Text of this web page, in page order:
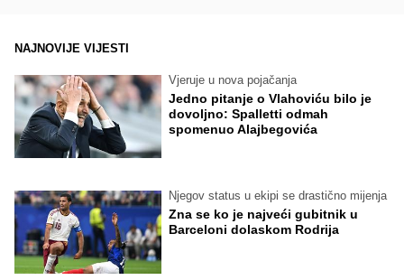
NAJNOVIJE VIJESTI
Vjeruje u nova pojačanja
Jedno pitanje o Vlahoviću bilo je
dovoljno: Spalletti odmah
spomenuo Alajbegovića
Njegov status u ekipi se drastično mijenja
Zna se ko je najveći gubitnik u
Barceloni dolaskom Rodrija